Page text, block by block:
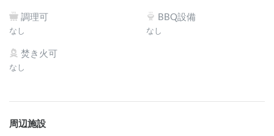
調理可
なし
BBQ設備
なし
焚き火可
なし
周辺施設